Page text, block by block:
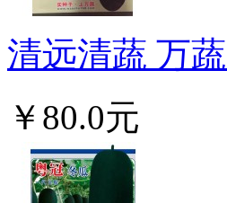
清远清蔬 万
￥80.0元